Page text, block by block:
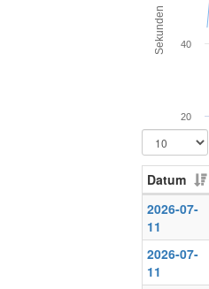
Sekunden
20
40
Datum
2026-07-
11
2026-07-
11